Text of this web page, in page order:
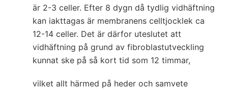
är 2-3 celler. Efter 8 dygn då tydlig vidhäftning
kan iakttagas är membranens celltjocklek ca
12-14 celler. Det är därfor uteslutet att
vidhäftning på grund av fibroblastutveckling
kunnat ske på så kort tid som 12 timmar,
vilket allt härmed på heder och samvete